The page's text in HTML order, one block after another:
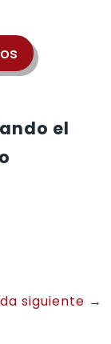
el
siguiente →